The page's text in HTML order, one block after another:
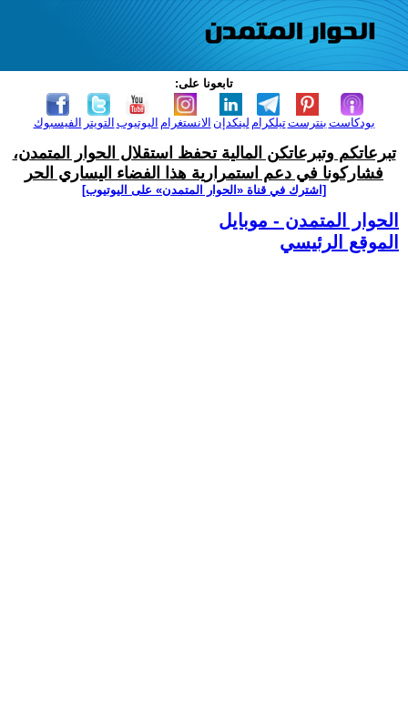
تابعونا على:
الفيسبوك التويتر اليوتيوب الانستغرام لينكدإن تيلكرامبنترست بودكاست
تبرعاتكم وتبرعاتكن المالية تحفظ استقلال الحوار المتمدن،
فشاركونا في دعم استمرارية هذا الفضاء اليساري الحر
[اشترك في قناة ‫«الحوار المتمدن» على اليوتيوب]
الحوار المتمدن - موبايل
الموقع الرئيسي